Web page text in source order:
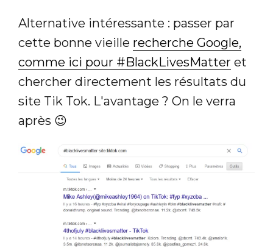
Alternative intéressante : passer par
cette bonne vieille recherche Google,
comme ici pour #BlackLivesMatter et
chercher directement les résultats du
site Tik Tok. L'avantage ? On le verra
après 😉